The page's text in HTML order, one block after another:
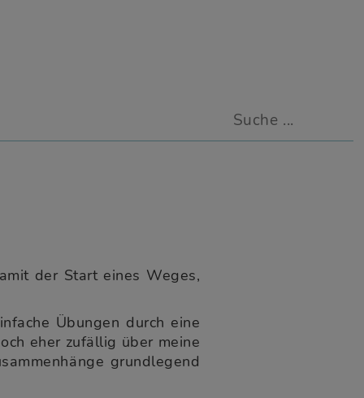
der Start eines Weges,
Übungen durch eine
eher zufällig über meine
grundlegend